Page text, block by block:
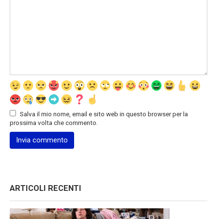
Salva il mio nome, email e sito web in questo browser per la
prossima volta che commento.
ARTICOLI RECENTI